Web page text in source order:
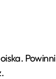
Powinni